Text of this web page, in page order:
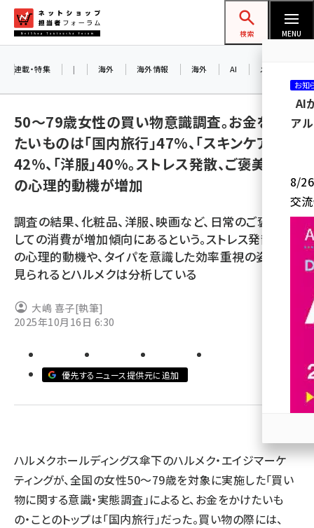
ン
ネットショップ担当者フォーラム
検索 MENU
amazon (2249)
yahoo (1901)
ecbeing (1207)
アスクル (1119)
ビィ・フォアード (773)
連載・特集 | 海外 海外情報 海外 AI メタバース
50～79歳女性の買い物意識調査。お金をかけ
たいものは「国内旅行」47%、「スキンケア」
42%、「洋服」40%。ストレス発散、ご褒美など
の心理的動機が増加
調査の結果、化粧品、洋服、映画など、日常のご褒美と
しての消費が増加傾向にあるという。ストレス発散など
の心理的動機や、タイパを意識した効率重視の姿勢が
見られるとハルメクは分析している
大嶋 喜子[執筆]
2025年10月16日 6:30
優先するニュース提供元に追加
ハルメクホールディングス傘下のハルメク・エイジマーケ
ティングが、全国の女性50～79歳を対象に実施した「買い
物に関する意識・実態調査」によると、お金をかけたいも
の・ことのトップは「国内旅行」だった。買い物の際には、
お知
AI
ア
8/26
交
参